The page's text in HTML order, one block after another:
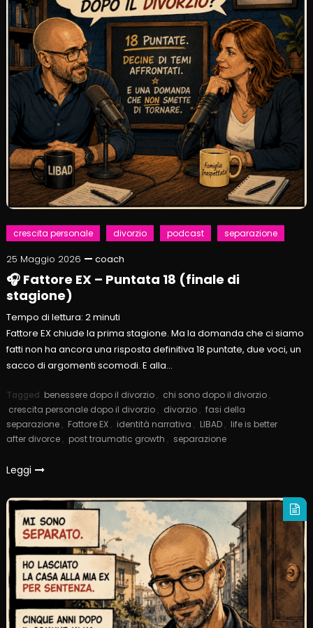
crescita personale divorzio podcast separazione
25 Maggio 2026 coach
🎧 Fattore EX – Puntata 18 (finale di
stagione)
Tempo di lettura:2minuti
Fattore EX chiude la prima stagione. Ma la domanda che ci siamo
fatti non ha ancora una risposta definitiva 18 puntate, due voci, un
sacco di argomenti scomodi. E alla…
Tagged benessere dopo il divorzio , chi sono dopo il divorzio ,
crescita personale dopo il divorzio , divorzio , fasi della
separazione , Fattore EX , identità narrativa , LIBAD , life is better
after divorce , post traumatic growth , separazione
Leggi